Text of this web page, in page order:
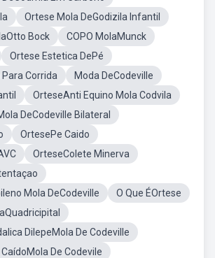
Ortese Mola DeGodizila Infantil
Bock
COPO MolaMunck
Ortese Estetica DePé
Para Corrida
Moda DeCodeville
OrteseAnti Equino Mola Codvila
DeCodeville Bilateral
OrtesePe Caido
OrteseColete Minerva
Mola DeCodeville
O Que ÉOrtese
DilepeMola De Codeville
De Codevile